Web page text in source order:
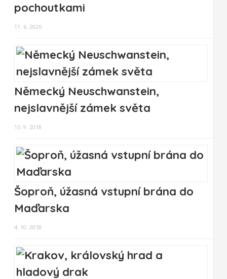
pochoutkami
11. 6. 2026
Německý Neuschwanstein,
nejslavnější zámek světa
15. 9. 2018
Šoproň, úžasná vstupní brána do
Maďarska
4. 10. 2018